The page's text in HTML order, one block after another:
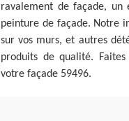
ravalement de façade, un
peinture de façade. Notre
sur vos murs, et autres
produits de qualité.
votre façade 59496.